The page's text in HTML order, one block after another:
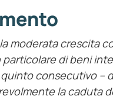
moderata crescita
particolare di beni
quinto consecutivo –
la caduta